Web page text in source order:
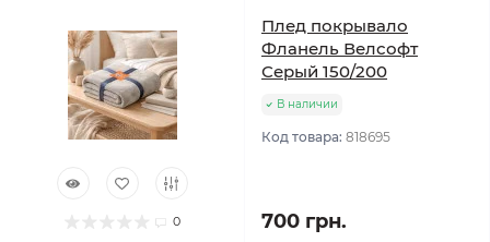
0
Плед покрывало
Фланель Велсофт
Серый 150/200
В наличии
Код товара: 818695
700 грн.